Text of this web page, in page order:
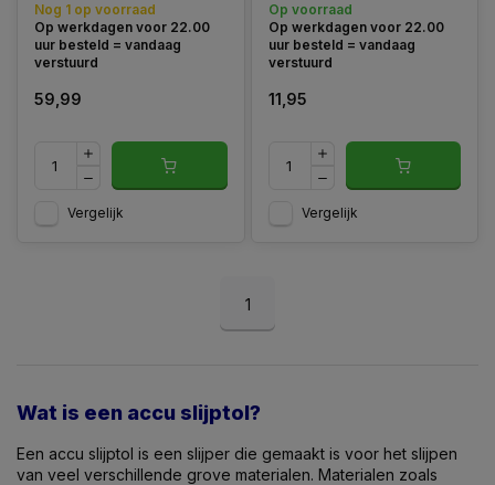
Nog 1 op voorraad
Op werkdagen voor 22.00
uur besteld = vandaag
verstuurd
59,99
Vergelijk
eenvoudig en zonder
gereedschap slijpschijven
verwisselen, wat zorgt voor
een snelle en soepele
Op voorraad
Op werkdagen voor 22.00
uur besteld = vandaag
verstuurd
11,95
Vergelijk
1
Wat is een accu slijptol?
Een accu slijptol is een slijper die gemaakt is voor het slijpen
van veel verschillende grove materialen. Materialen zoals